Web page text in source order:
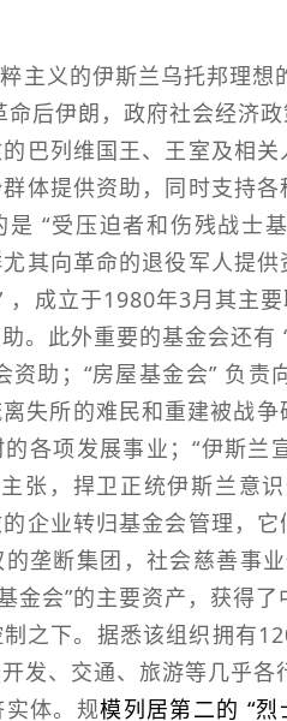
主义的伊斯兰乌托邦理
命后伊朗，政府社会经济
巴列维国王、王室及相
体提供资助，同时支持
“受压迫者和伤残战士
其向革命的退役军人提
，成立于1980年3月其主
。此外重要的基金会还
资助；“房屋基金会” 负
失所的难民和重建被战
各项发展事业；“伊斯兰
张，捍卫正统伊斯兰意
企业转归基金会管理，
垄断集团，社会慈善事
金会”的主要资产，获得
之下。据悉该组织拥有
发、交通、旅游等几乎
实体。规模列居第二的 “